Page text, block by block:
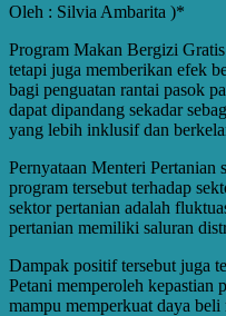
Oleh : Silvia Ambarita )*
Program Makan Bergizi
tetapi juga memberikan efek
bagi penguatan rantai pasok
dapat dipandang sekadar
yang lebih inklusif dan
Pernyataan Menteri
program tersebut terhadap
sektor pertanian adalah
pertanian memiliki saluran
Dampak positif tersebut juga
Petani memperoleh kepastian
mampu memperkuat daya beli